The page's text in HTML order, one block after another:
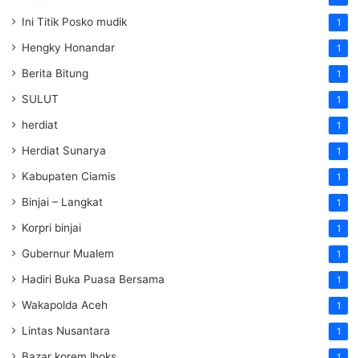
Ini Titik Posko mudik 1
Hengky Honandar 1
Berita Bitung 1
SULUT 1
herdiat 1
Herdiat Sunarya 1
Kabupaten Ciamis 1
Binjai – Langkat 1
Korpri binjai 1
Gubernur Mualem 1
Hadiri Buka Puasa Bersama 1
Wakapolda Aceh 1
Lintas Nusantara 1